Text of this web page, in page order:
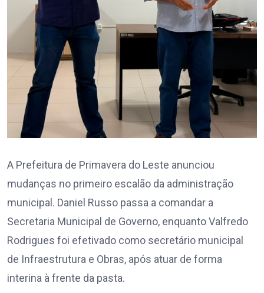
A Prefeitura de Primavera do Leste anunciou
mudanças no primeiro escalão da administração
municipal. Daniel Russo passa a comandar a
Secretaria Municipal de Governo, enquanto Valfredo
Rodrigues foi efetivado como secretário municipal
de Infraestrutura e Obras, após atuar de forma
interina à frente da pasta.